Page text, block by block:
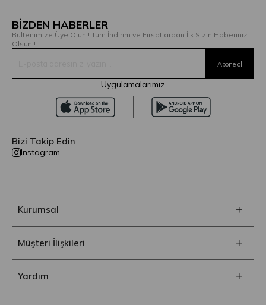
BİZDEN HABERLER
Bültenimize Üye Olun ! Tüm İndirim ve Fırsatlardan İlk Sizin Haberiniz
Olsun !
Uygulamalarımız
Bizi Takip Edin
Instagram
Kurumsal
Müşteri İlişkileri
Yardım